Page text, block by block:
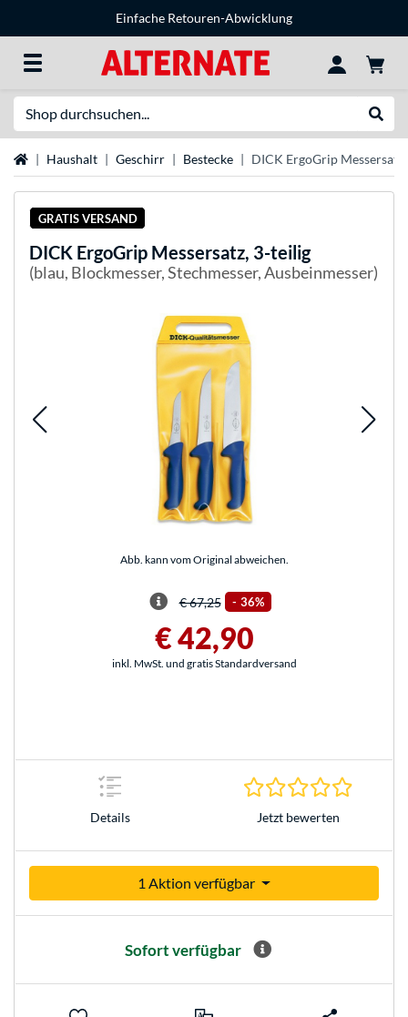
Einfache Retouren-Abwicklung
StartseiteHaushalt Geschirr Bestecke DICK ErgoGrip
GRATIS VERSAND
DICK ErgoGrip Messersatz, 3-teilig
(blau, Blockmesser, Stechmesser, Ausbeinmesser)
Abb. kann vom Original abweichen.
€ 67,25 - 36%
€ 42,90
inkl. MwSt. und gratis Standardversand
Details Jetzt bewerten
1 Aktion verfügbar
Sofort verfügbar